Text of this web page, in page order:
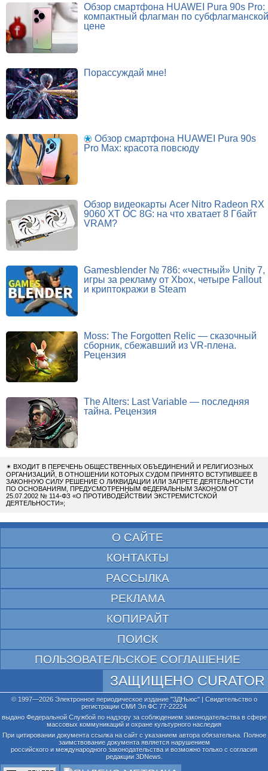
Обзор смартфона HUAWEI Pura 90s Pro:
компактный флагман по субфлагманской
цене
Порассуждай мне!
Обзор смартфона HUAWEI Pura 90s
Pro Max: красота повсюду
Обзор видеокарты Acer Nitro Radeon RX
9060 XT OC 8G: на что хватает 8 Гбайт
VRAM?
Gamesblender № 786: «честный» Unity 7,
игры за рекламу от Xbox, четыре Fallout
и криптокражи в Steam
Moss: The Forgotten Relic — сказочный
сборник, сбежавший из VR-плена.
Рецензия
The Alters: Last Variable — последняя
тайна. Рецензия
✴ ВХОДИТ В ПЕРЕЧЕНЬ ОБЩЕСТВЕННЫХ ОБЪЕДИНЕНИЙ И РЕЛИГИОЗНЫХ
ОРГАНИЗАЦИЙ, В ОТНОШЕНИИ КОТОРЫХ СУДОМ ПРИНЯТО ВСТУПИВШЕЕ В
ЗАКОННУЮ СИЛУ РЕШЕНИЕ О ЛИКВИДАЦИИ ИЛИ ЗАПРЕТЕ ДЕЯТЕЛЬНОСТИ
ПО ОСНОВАНИЯМ, ПРЕДУСМОТРЕННЫМ ФЕДЕРАЛЬНЫМ ЗАКОНОМ ОТ
25.07.2002 № 114-ФЗ «О ПРОТИВОДЕЙСТВИИ ЭКСТРЕМИСТСКОЙ
ДЕЯТЕЛЬНОСТИ»;
О САЙТЕ
КОНТАКТЫ
РАССЫЛКА
РЕКЛАМА
КОПИРАЙТ
ПОИСК
ПОЛЬЗОВАТЕЛЬСКОЕ СОГЛАШЕНИЕ
ЗАЩИЩЕНО CURATOR
© 1997—2026 Электронное периодическое издание "3ДНьюс" | Свидетельство о
регистрации СМИ Эл ФС 77-22224
выдано Федеральной Службой по надзору за соблюдением законодательства в сфере
массовых коммуникаций и охране культурного наследия
При цитировании документа ссылка на сайт с указанием автора обязательна. Полное
заимствование документа является нарушением
российского и международного законодательства и возможно только с согласия
редакции 3DNews.